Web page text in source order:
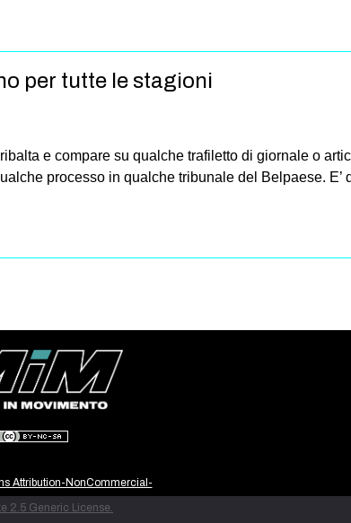
per tutte le stagioni
e compare su qualche trafiletto di giornale o
processo in qualche tribunale del Belpaese. E’
Attribution-NonCommercial-
2.5 Generic License.